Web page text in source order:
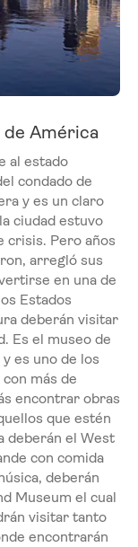
de América
al estado
condado de
y es un claro
ciudad estuvo
crisis. Pero años
arregló sus
en una de
Estados
deberán visitar
Es el museo de
es uno de los
más de
encontrar obras
que estén
deberán el West
con comida
deberán
Museum el cual
visitar tanto
encontrarán